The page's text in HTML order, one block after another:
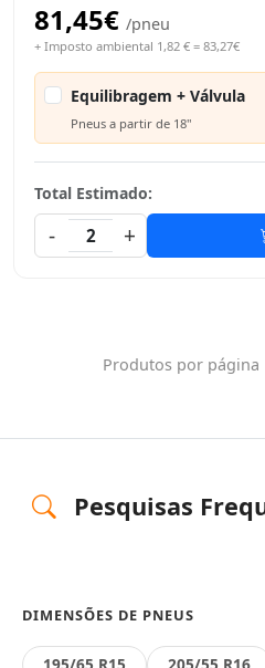
81,45€ /pneu
+ Imposto ambiental 1,82 € = 83,27€
Equilibragem + Válvula
Pneus a partir de 18"
Total Estimado:
-
2 +
Produtos por página
Pesquisas
DIMENSÕES DE PNEUS